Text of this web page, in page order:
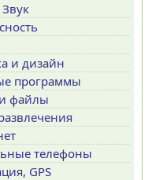
и дизайн
программы
файлы
телефоны
GPS